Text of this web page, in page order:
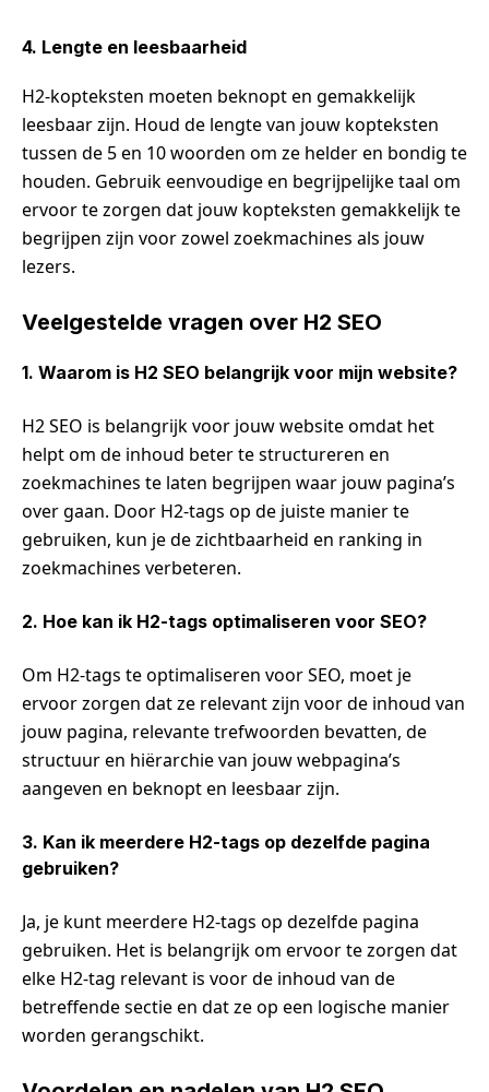
4. Lengte en leesbaarheid
H2-kopteksten moeten beknopt en gemakkelijk
leesbaar zijn. Houd de lengte van jouw kopteksten
tussen de 5 en 10 woorden om ze helder en bondig te
houden. Gebruik eenvoudige en begrijpelijke taal om
ervoor te zorgen dat jouw kopteksten gemakkelijk te
begrijpen zijn voor zowel zoekmachines als jouw
lezers.
Veelgestelde vragen over H2 SEO
1. Waarom is H2 SEO belangrijk voor mijn website?
H2 SEO is belangrijk voor jouw website omdat het
helpt om de inhoud beter te structureren en
zoekmachines te laten begrijpen waar jouw pagina’s
over gaan. Door H2-tags op de juiste manier te
gebruiken, kun je de zichtbaarheid en ranking in
zoekmachines verbeteren.
2. Hoe kan ik H2-tags optimaliseren voor SEO?
Om H2-tags te optimaliseren voor SEO, moet je
ervoor zorgen dat ze relevant zijn voor de inhoud van
jouw pagina, relevante trefwoorden bevatten, de
structuur en hiërarchie van jouw webpagina’s
aangeven en beknopt en leesbaar zijn.
3. Kan ik meerdere H2-tags op dezelfde pagina
gebruiken?
Ja, je kunt meerdere H2-tags op dezelfde pagina
gebruiken. Het is belangrijk om ervoor te zorgen dat
elke H2-tag relevant is voor de inhoud van de
betreffende sectie en dat ze op een logische manier
worden gerangschikt.